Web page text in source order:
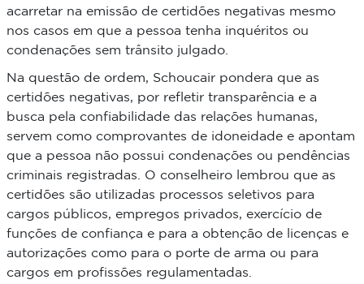
acarretar na emissão de certidões negativas mesmo
nos casos em que a pessoa tenha inquéritos ou
condenações sem trânsito julgado.
Na questão de ordem, Schoucair pondera que as
certidões negativas, por refletir transparência e a
busca pela confiabilidade das relações humanas,
servem como comprovantes de idoneidade e apontam
que a pessoa não possui condenações ou pendências
criminais registradas. O conselheiro lembrou que as
certidões são utilizadas processos seletivos para
cargos públicos, empregos privados, exercício de
funções de confiança e para a obtenção de licenças e
autorizações como para o porte de arma ou para
cargos em profissões regulamentadas.